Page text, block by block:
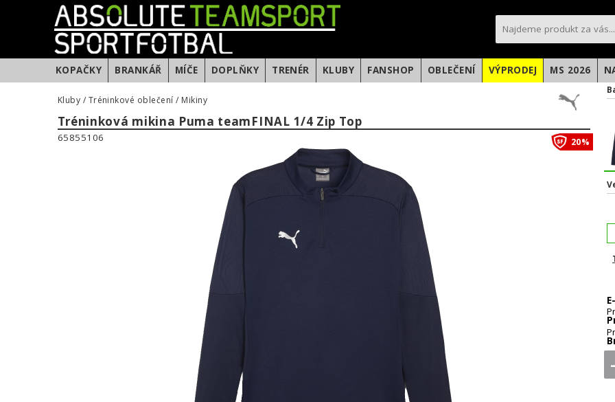
KOPAČKY BRANKÁŘ MÍČE DOPLŇKY TRENÉR KLUBY FANSHOP OBLEČENÍ VÝPRODEJ MS 2026
Kluby / Tréninkové oblečení / Mikiny
Tréninková mikina Puma teamFINAL 1/4 Zip Top
65855106 20%